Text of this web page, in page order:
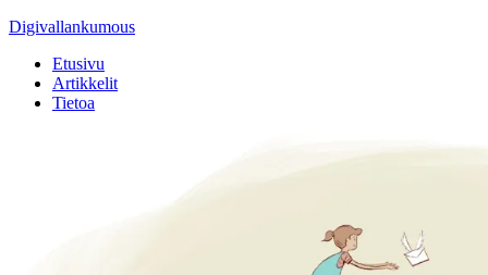
Digivallankumous
Etusivu
Artikkelit
Tietoa